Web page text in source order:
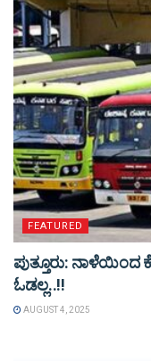
FEATURED
ಪುತ್ತೂರು:
ಓಡಲ್ಲ..!!
AUGUST 4, 2025